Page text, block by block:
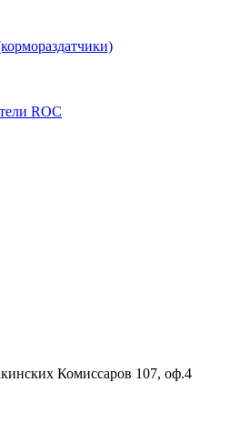
ROC
Комиссаров 107, оф.4